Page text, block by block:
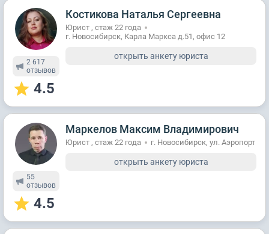
2 617
отзывов
4.5
Костикова Наталья Сергеевна
Юрист , стаж 22 годa
г. Новосибирск, Карла Маркса д.51, офис 12
открыть анкету юриста
55
отзывов
4.5
Маркелов Максим Владимирович
Юрист , стаж 22 годa г. Новосибирск, ул. Аэропорт
открыть анкету юриста